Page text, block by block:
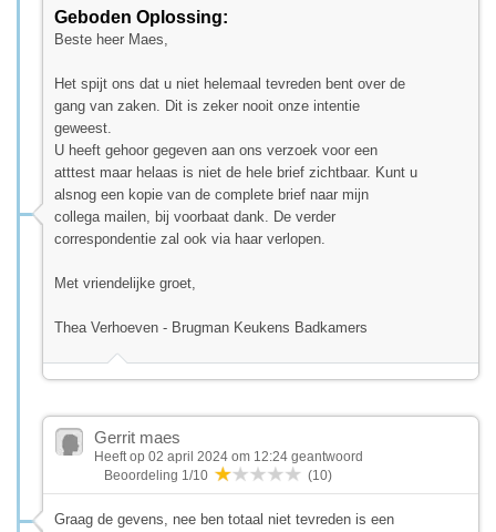
Geboden Oplossing:
Beste heer Maes,
Het spijt ons dat u niet helemaal tevreden bent over de
gang van zaken. Dit is zeker nooit onze intentie
geweest.
U heeft gehoor gegeven aan ons verzoek voor een
atttest maar helaas is niet de hele brief zichtbaar. Kunt u
alsnog een kopie van de complete brief naar mijn
collega mailen, bij voorbaat dank. De verder
correspondentie zal ook via haar verlopen.
Met vriendelijke groet,
Thea Verhoeven - Brugman Keukens Badkamers
Gerrit maes
Heeft op 02 april 2024 om 12:24 geantwoord
Beoordeling 1/10
(10)
Graag de gevens, nee ben totaal niet tevreden is een